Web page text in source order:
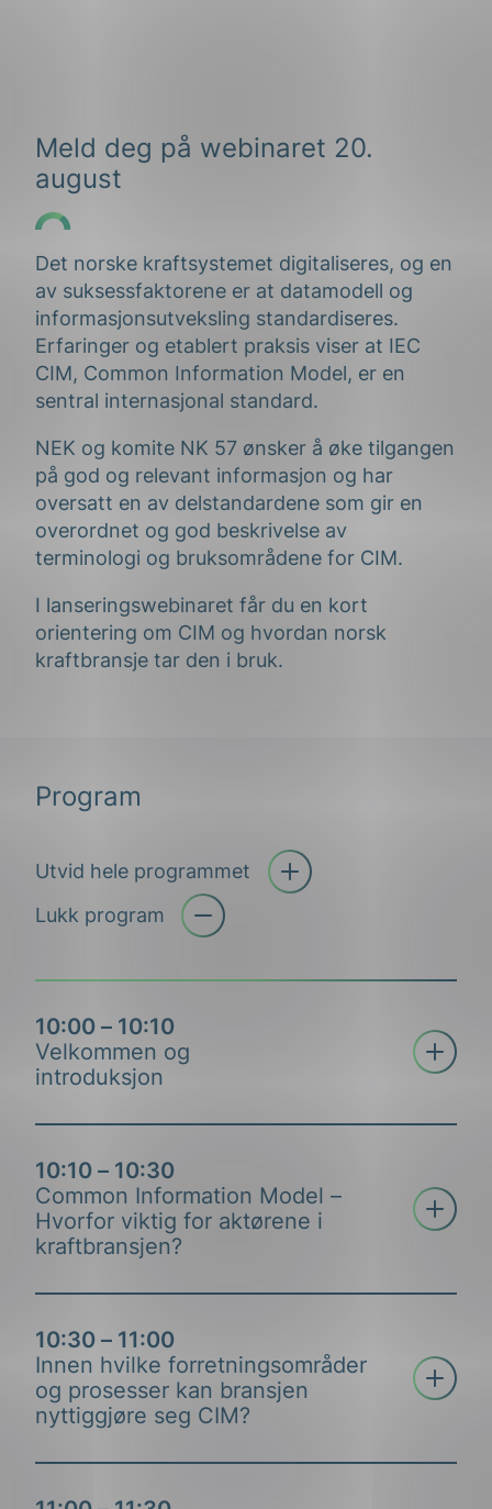
Meld deg på webinaret 20.
august
Det norske kraftsystemet digitaliseres, og en
av suksessfaktorene er at datamodell og
informasjonsutveksling standardiseres.
Erfaringer og etablert praksis viser at IEC
CIM, Common Information Model, er en
sentral internasjonal standard.
NEK og komite NK 57 ønsker å øke tilgangen
på god og relevant informasjon og har
oversatt en av delstandardene som gir en
overordnet og god beskrivelse av
terminologi og bruksområdene for CIM.
I lanseringswebinaret får du en kort
orientering om CIM og hvordan norsk
kraftbransje tar den i bruk.
Program
Utvid hele programmet
Lukk program
Åpne trekkspill
10:00 – 10:10
Velkommen og
introduksjon
Åpne
10:10 – 10:30
Common Information Model –
Hvorfor viktig for aktørene i
kraftbransjen?
Åpne
10:30 – 11:00
Innen hvilke forretningsområder
og prosesser kan bransjen
nyttiggjøre seg CIM?
Åpne